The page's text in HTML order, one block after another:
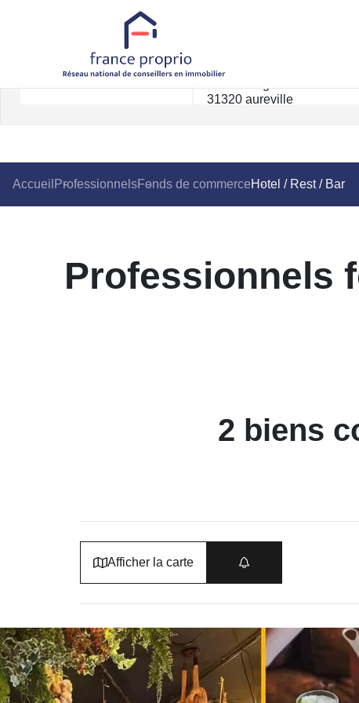
Accueil ProfessionnelsFonds de commerceHotel / Rest / Bar
Professionnels
2 biens
Afficher la carte